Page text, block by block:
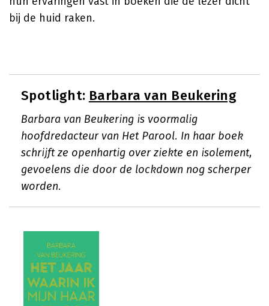
bij de huid raken.
Spotlight: Barbara van Beukering
Barbara van Beukering is voormalig
hoofdredacteur van Het Parool. In haar boek
schrijft ze openhartig over ziekte en isolement,
gevoelens die door de lockdown nog scherper
worden.